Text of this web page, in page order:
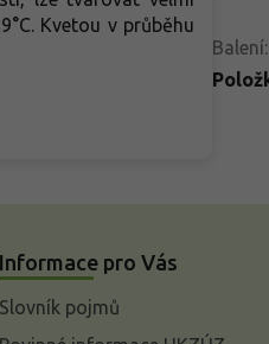
Kvetou v průběhu
Balení:
Informace pro Vás
Slovník pojmů